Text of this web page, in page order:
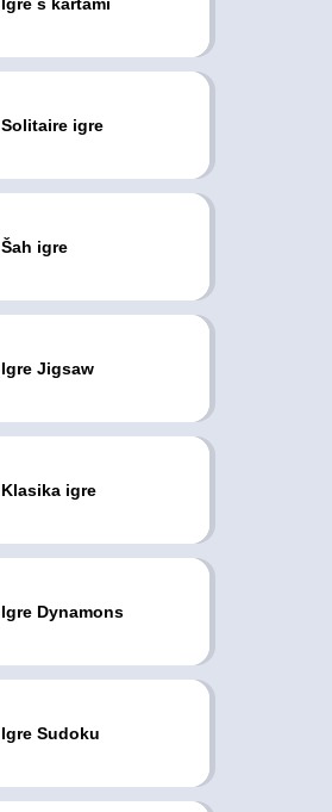
Solitaire igre
Šah igre
Igre Jigsaw
Klasika igre
Igre Dynamons
Igre Sudoku